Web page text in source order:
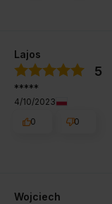
Lajos
5
*****
4/10/2023
0
0
Wojciech